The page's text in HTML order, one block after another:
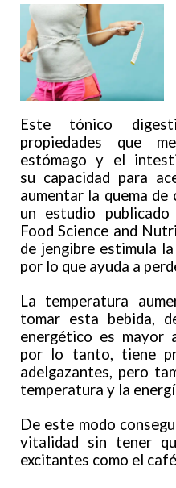
Este tónico
propiedades que
estómago y el
su capacidad para
aumentar la quema
un estudio
Food Science and
de jengibre estimula
por lo que ayuda a
La temperatura
tomar esta bebida,
energético es mayor
por lo tanto, tiene
adelgazantes, pero
temperatura y la
De este modo
vitalidad sin tener
excitantes como el